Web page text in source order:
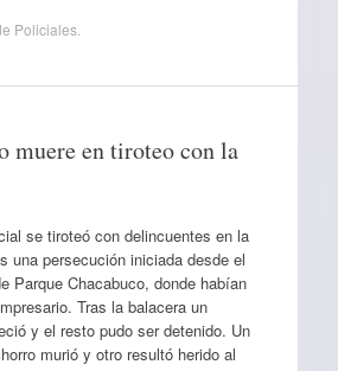
Policiales.
muere en tiroteo con la
se tiroteó con delincuentes en la
una persecución iniciada desde el
Parque Chacabuco, donde habían
Tras la balacera un
y el resto pudo ser detenido. Un
murió y otro resultó herido al